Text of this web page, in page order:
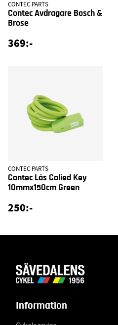
CONTEC PARTS
Contec Avdragare Bosch &
Brose
369:-
CONTEC PARTS
Contec Lås Colied Key
10mmx150cm Green
250:-
Information